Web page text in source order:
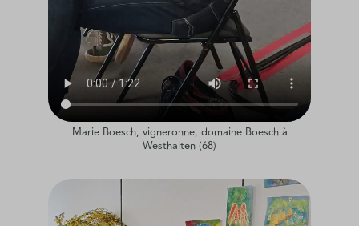
Marie Boesch, vigneronne, domaine Boesch à
Westhalten (68)